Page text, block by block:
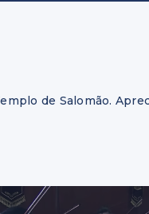
de Salomão.